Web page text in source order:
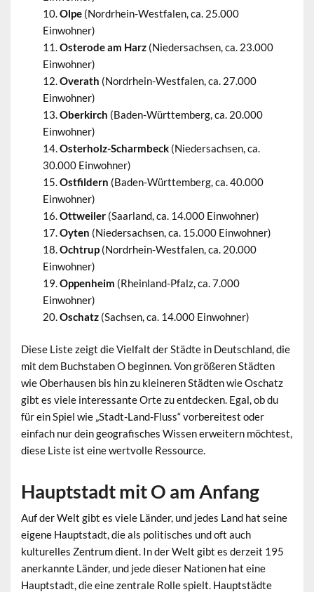
Olpe(Nordrhein-Westfalen, ca. 25.000
Einwohner)
Osterode am Harz(Niedersachsen, ca. 23.000
Einwohner)
Overath (Nordrhein-Westfalen, ca. 27.000
Einwohner)
Oberkirch (Baden-Württemberg, ca. 20.000
Einwohner)
Osterholz-Scharmbeck(Niedersachsen, ca.
30.000 Einwohner)
Ostfildern (Baden-Württemberg, ca. 40.000
Einwohner)
Ottweiler(Saarland, ca. 14.000 Einwohner)
Oyten (Niedersachsen, ca. 15.000 Einwohner)
Ochtrup(Nordrhein-Westfalen, ca. 20.000
Einwohner)
Oppenheim (Rheinland-Pfalz, ca. 7.000
Einwohner)
Oschatz(Sachsen, ca. 14.000 Einwohner)
Diese Liste zeigt die Vielfalt der Städte in Deutschland, die
mit dem Buchstaben O beginnen. Von größeren Städten
wie Oberhausen bis hin zu kleineren Städten wie Oschatz
gibt es viele interessante Orte zu entdecken. Egal, ob du
für ein Spiel wie „Stadt-Land-Fluss“ vorbereitest oder
einfach nur dein geografisches Wissen erweitern möchtest,
diese Liste ist eine wertvolle Ressource.
Hauptstadt mit O am Anfang
Auf der Welt gibt es viele Länder, und jedes Land hat seine
eigene Hauptstadt, die als politisches und oft auch
kulturelles Zentrum dient. In der Welt gibt es derzeit 195
anerkannte Länder, und jede dieser Nationen hat eine
Hauptstadt, die eine zentrale Rolle spielt. Hauptstädte